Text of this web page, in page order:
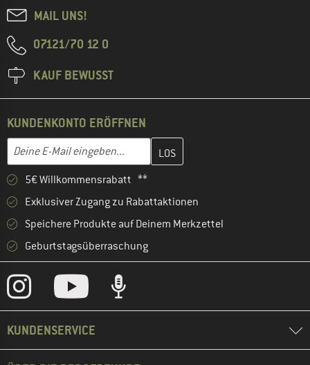
MAIL UNS!
07121/70 12 0
KAUF BEWUSST
KUNDENKONTO ERÖFFNEN
E-Mail-Adresse
Gib hier deine E-Mail-Adresse ein und erstelle im nächsten
5€ Willkommensrabatt **
Exklusiver Zugang zu Rabattaktionen
Speichere Produkte auf Deinem Merkzettel
Geburtstagsüberraschung
KUNDENSERVICE